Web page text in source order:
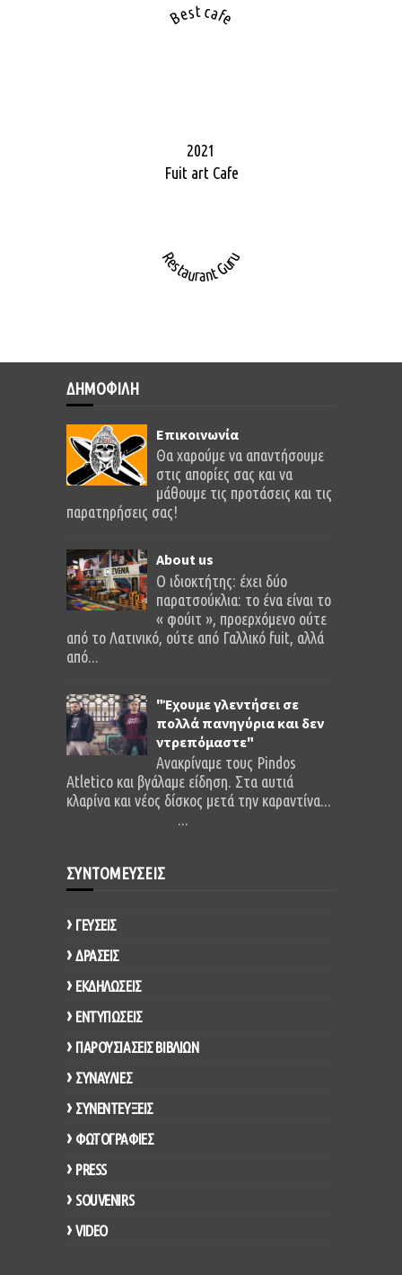
Best cafe
2021
Fuit art Cafe
Restaurant Guru
ΔΗΜΟΦΙΛΗ
Επικοινωνία
Θα χαρούμε να απαντήσουμε
στις απορίες σας και να
μάθουμε τις προτάσεις και τις
παρατηρήσεις σας!
About us
O ιδιοκτήτης: έχει δύο
παρατσούκλια: το ένα είναι το
« φούιτ », προερχόμενο ούτε
από το Λατινικό, ούτε από Γαλλικό fuit, αλλά
από...
"Έχουμε γλεντήσει σε
πολλά πανηγύρια και δεν
ντρεπόμαστε"
Ανακρίναμε τους Pindos
Atletico και βγάλαμε είδηση. Στα αυτιά
κλαρίνα και νέος δίσκος μετά την καραντίνα...
...
ΣΥΝΤΟΜΕΥΣΕΙΣ
ΓΕΥΣΕΙΣ
ΔΡΑΣΕΙΣ
ΕΚΔΗΛΩΣΕΙΣ
ΕΝΤΥΠΩΣΕΙΣ
ΠΑΡΟΥΣΙΑΣΕΙΣ ΒΙΒΛΙΩΝ
ΣΥΝΑΥΛΙΕΣ
ΣΥΝΕΝΤΕΥΞΕΙΣ
ΦΩΤΟΓΡΑΦΙΕΣ
PRESS
SOUVENIRS
VIDEO